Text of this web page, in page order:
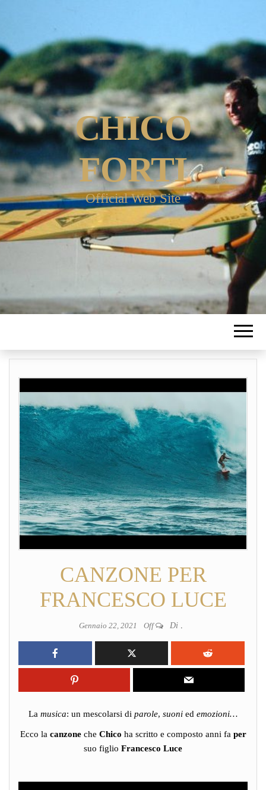
CHICO
FORTI
Official Web Site
CANZONE PER
FRANCESCO LUCE
Gennaio 22, 2021 Off Di
La musica: un mescolarsi di parole, suoni ed emozioni…
Ecco la canzoneche Chico ha scritto e composto anni fa per
suo figlio Francesco Luce